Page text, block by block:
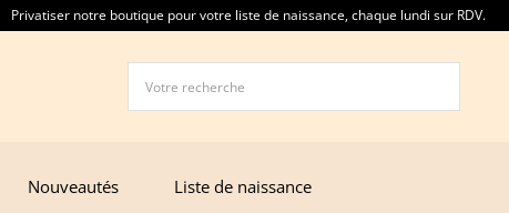
Privatiser notre boutique pour votre liste de
une liste de naissance ? Contactez nous au 0423270039 ou par mail à
Nouveautés Liste de naissance